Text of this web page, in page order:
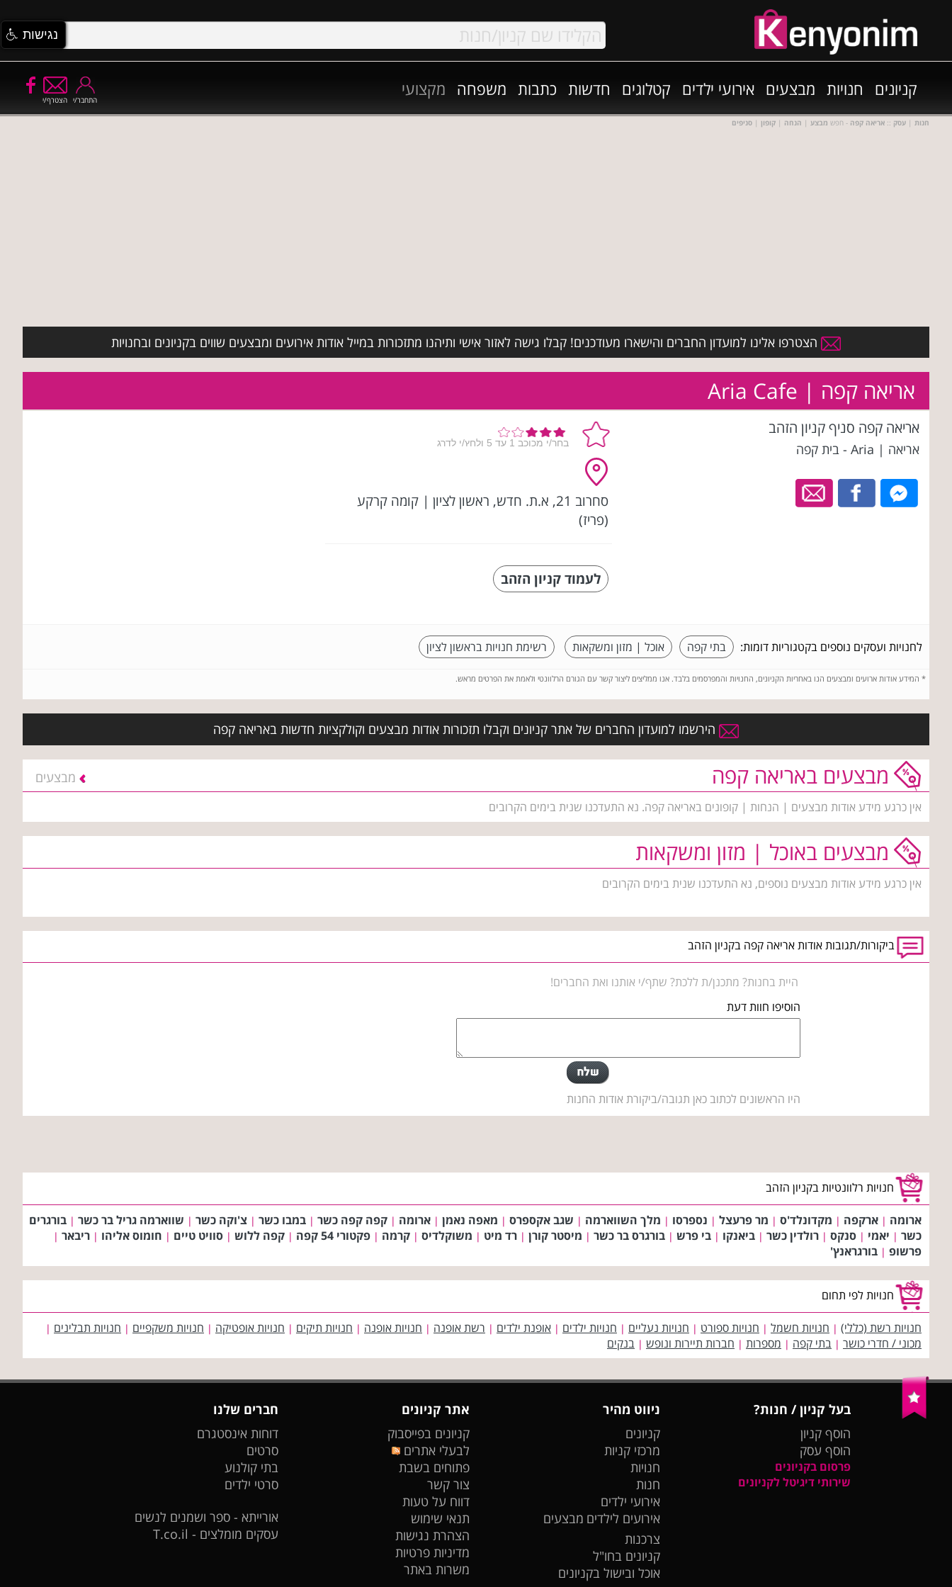
קניונים חנויות מבצעים אירועי ילדים קטלוגים חדשות כתבות משפחה מקצועי
הצטרף/י התחבר/י
חנות | עסק :: אריאה קפה - חפש מבצע | הנחה | קופון | סניפים
הצטרפו אלינו למועדון החברים והישארו מעודכנים! קבלו גישה לאזור אישי ותיהנו מתזכורות במייל אודות אירועים ומבצעים שווים בקניונים ובחנויות
אריאה קפה | Aria Cafe
אריאה קפה סניף קניון הזהב
אריאה | Aria - בית קפה
סחרוב 21, א.ת. חדש, ראשון לציון | קומה קרקע
(פריז)
לעמוד קניון הזהב
לחנויות ועסקים נוספים בקטגוריות דומות: בתי קפה אוכל | מזון ומשקאות רשימת חנויות בראשון לציון
* המידע אודות ארועים ומבצעים הנו באחריות הקניונים, החנויות והמפרסמים בלבד. אנו ממליצים ליצור קשר עם הגורם הרלוונטי ולאמת את הפרטים מראש.
הירשמו למועדון החברים של אתר קניונים וקבלו תזכורות אודות מבצעים וקולקציות חדשות באריאה קפה
מבצעים באריאה קפה מבצעים
אין כרגע מידע אודות מבצעים | הנחות | קופונים באריאה קפה. נא התעדכנו שנית בימים הקרובים
מבצעים באוכל | מזון ומשקאות
אין כרגע מידע אודות מבצעים נוספים, נא התעדכנו שנית בימים הקרובים
ביקורות/תגובות אודות אריאה קפה בקניון הזהב
היית בחנות? מתכנן/ת ללכת? שתף/י אותנו ואת החברים!
הוסיפו חוות דעת
היו הראשונים לכתוב כאן תגובה/ביקורת אודות החנות
חנויות רלוונטיות בקניון הזהב
ארומה | ארקפה | מקדונלד'ס | מר פרעצל | נספרסו | מלך השווארמה | שגב אקספרס | מאפה נאמן | ארומה | קפה קפה כשר | במבו כשר | צ'וקה כשר | שווארמה גריל בר כשר | בורגרים
כשר | יאמי | סנקס | רולדין כשר | ביאנקו | בי פרש | בורגרס בר כשר | מיסטר קורן | רד מיט | משוקלדיס | קרמה | פקטורי 54 קפה | קפה ללוש | סוויט טיים | חומוס אליהו | ריבאר |
פרשופ | בורגראנץ'
חנויות לפי תחום
חנויות רשת (כללי) | חנויות חשמל | חנויות ספורט | חנויות נעליים | חנויות ילדים | אופנת ילדים | רשת אופנה | חנויות אופנה | חנויות תיקים | חנויות אופטיקה | חנויות משקפיים | חנויות תבלינים |
מכוני / חדרי כושר | בתי קפה | מספרות | חברות תיירות ונופש | בנקים
בעל קניון / חנות?
הוסף קניון
הוסף עסק
פרסום בקניונים
שירותי דיגיטל לקניונים
ניווט מהיר
קניונים
מרכזי קניות
חנויות
חנות
אירועי ילדים
אירועים לילדים מבצעים
צרכנות
קניונים בחו"ל
אוכל ובישול בקניונים
אתר קניונים
קניונים בפייסבוק
לבעלי אתרים
פתוחים בשבת
צור קשר
דווח על טעות
תנאי שימוש
הצהרת נגישות
מדיניות פרטיות
משרות באתר
חברים שלנו
דוחות אינסטגרם
סרטים
בתי קולנוע
סרטי ילדים
אורייתא - ספר ושמנים לנשים
עסקים מומלצים - T.co.il
נגישות